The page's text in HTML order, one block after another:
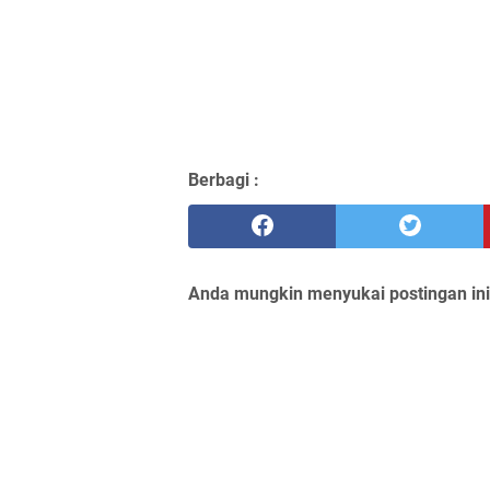
Berbagi :
Anda mungkin menyukai postingan